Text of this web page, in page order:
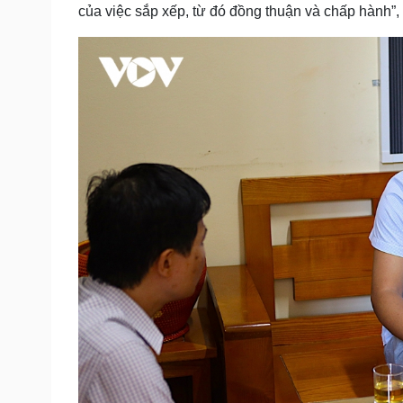
của việc sắp xếp, từ đó đồng thuận và chấp